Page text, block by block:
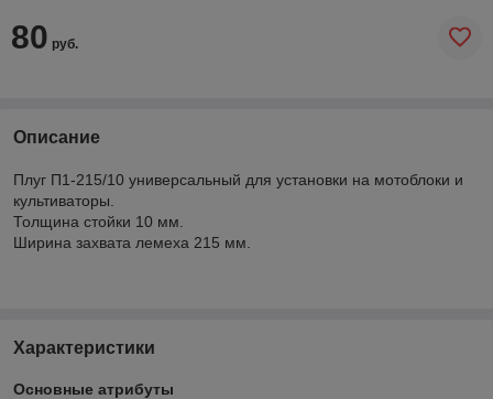
80 руб.
Описание
Плуг П1-215/10 универсальный для установки на мотоблоки и
культиваторы.
Толщина стойки 10 мм.
Ширина захвата лемеха 215 мм.
Характеристики
Основные атрибуты